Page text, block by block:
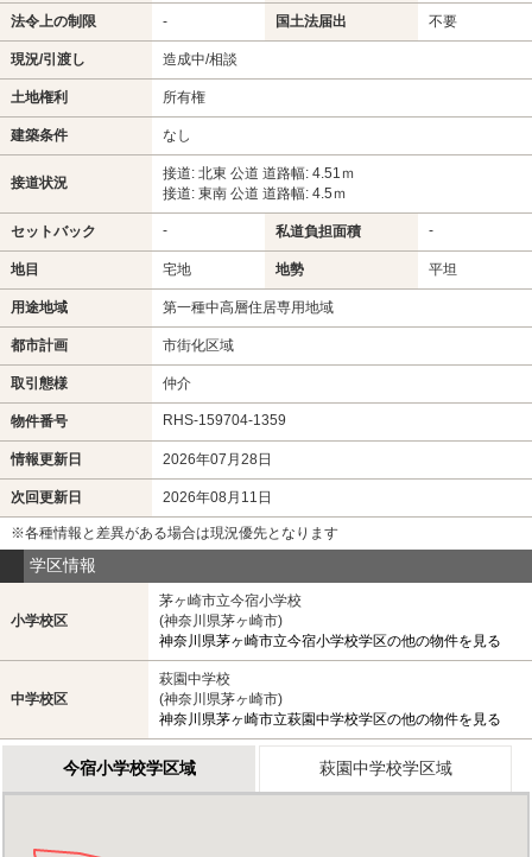
法令上の制限 - 国土法届出 不要
現況/引渡し 造成中/相談
土地権利 所有権
建築条件 なし
接道状況
接道: 北東 公道 道路幅: 4.51ｍ
接道: 東南 公道 道路幅: 4.5ｍ
セットバック - 私道負担面積 -
地目 宅地 地勢 平坦
用途地域 第一種中高層住居専用地域
都市計画 市街化区域
取引態様 仲介
物件番号 RHS-159704-1359
情報更新日 2026年07月28日
次回更新日 2026年08月11日
※各種情報と差異がある場合は現況優先となります
学区情報
小学校区
茅ヶ崎市立今宿小学校
(神奈川県茅ヶ崎市)
神奈川県茅ヶ崎市立今宿小学校学区の他の物件を見る
中学校区
萩園中学校
(神奈川県茅ヶ崎市)
神奈川県茅ヶ崎市立萩園中学校学区の他の物件を見る
今宿小学校学区域 萩園中学校学区域